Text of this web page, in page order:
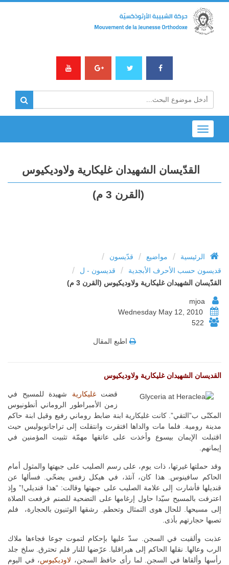
Toggle
navigation
القدّيسان الشهيدان غليكارية ولاوديكيوس
(القرن 3 م)
الرئيسية / مواضيع / قدّيسون /
قديسون حسب الأحرف الأبجدية / قديسون - ل /
القدّيسان الشهيدان غليكارية ولاوديكيوس (القرن 3 م)
522
اطبع المقال
القديسان الشهيدان غليكارية ولاوديكيوس
قضتغليكارية
شهيدة للمسيح في
زمن الأمبراطور الروماني أنطونيوس
المكنّى ب”التقي”. كانت غليكارية ابنة ضابط روماني رفيع وقيل ابنة حاكم
مدينة رومية. فلما مات والداها افتقرت وانتقلت إلى تراجانوبوليس حيث
اقتبلت الإيمان بيسوع وأخذت على عاتقها مهمّة تثبيت المؤمنين في
إيمانهم.
وقد حملتها غيرتها، ذات يوم، على رسم الصليب على جبهتها والمثول أمام
الحاكم سافينوس. هذا كان، آنئذ، في هيكل زفس يضحّي. فسألها عن
قنديلها فأشارت إلى علامة الصليب على جبهتها وقالت: “هذا قنديلي!” وإذ
اعترفت بالمسيح سيّدا حاول إرغامها على التضحية للصنم فرفعت الصلاة
إلى مسيحها. للحال هوى التمثال وتحطم. رشقها الوثنيون بالحجارة، فلم
تصبها حجارتهم بأذى.
عذبت وألقيت في السجن. سدّ عليها بإحكام لتموت جوعا فجاءها ملاك
الرب وعالها. نقلها الحاكم إلى هيراقليا. عرّضها للنار فلم تحترق. سلخ جلد
رأسها وألقاها في السجن. لما رأى حافظ السجن، لاوديكيوس، في اليوم